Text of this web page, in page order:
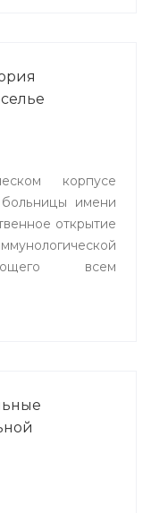
корпусе
больницы имени
открытие
всем